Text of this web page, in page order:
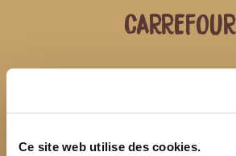
Ce site web utilise des cookies.
CARREFOUR